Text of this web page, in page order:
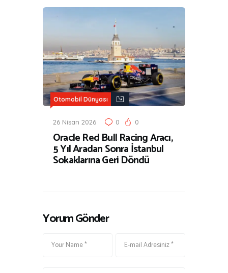
Otomobil Dünyası
26 Nisan 2026 0 0
Oracle Red Bull Racing Aracı,
5 Yıl Aradan Sonra İstanbul
Sokaklarına Geri Döndü
Yorum Gönder